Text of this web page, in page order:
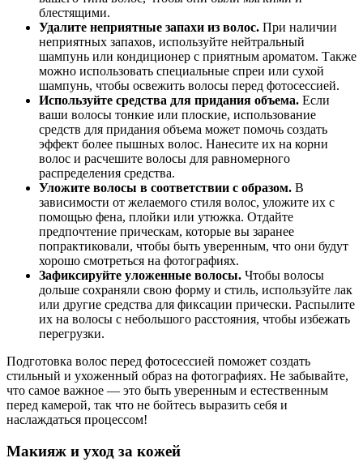
блестящими.
Удалите неприятные запахи из волос. При наличии
неприятных запахов, используйте нейтральный
шампунь или кондиционер с приятным ароматом. Также
можно использовать специальные спреи или сухой
шампунь, чтобы освежить волосы перед фотосессией.
Используйте средства для придания объема. Если
ваши волосы тонкие или плоские, использование
средств для придания объема может помочь создать
эффект более пышных волос. Нанесите их на корни
волос и расчешите волосы для равномерного
распределения средства.
Уложите волосы в соответствии с образом. В
зависимости от желаемого стиля волос, уложите их с
помощью фена, плойки или утюжка. Отдайте
предпочтение прическам, которые вы заранее
попрактиковали, чтобы быть уверенным, что они будут
хорошо смотреться на фотографиях.
Зафиксируйте уложенные волосы. Чтобы волосы
дольше сохраняли свою форму и стиль, используйте лак
или другие средства для фиксации прически. Распылите
их на волосы с небольшого расстояния, чтобы избежать
перегрузки.
Подготовка волос перед фотосессией поможет создать
стильный и ухоженный образ на фотографиях. Не забывайте,
что самое важное — это быть уверенным и естественным
перед камерой, так что не бойтесь выразить себя и
наслаждаться процессом!
Макияж и уход за кожей